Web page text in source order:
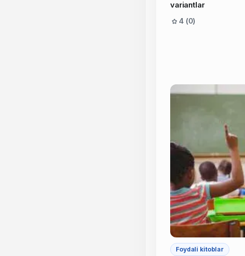
variantlar
4 (0)
Foydali kitoblar